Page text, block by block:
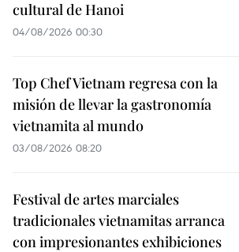
cultural de Hanoi
04/08/2026 00:30
Top Chef Vietnam regresa con la
misión de llevar la gastronomía
vietnamita al mundo
03/08/2026 08:20
Festival de artes marciales
tradicionales vietnamitas arranca
con impresionantes exhibiciones